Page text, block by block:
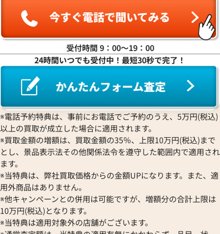
受付時間 9：00〜19：00
24時間いつでも受付中！最短30秒で完了！
※電話予約特典は、事前にお電話でご予約のうえ、5万円(税込)
以上の買取が成立した場合に適用されます。
※買取金額の増額は、買取金額の35％、上限10万円(税込)まで
とし、景品表示法その他関係法令を遵守した範囲内で適用され
ます。
※当特典は、弊社買取価格からの金額UPになります。また、適
用外商品はありません。
※他キャンペーンとの併用は可能ですが、増額分の合計上限は
10万円(税込)となります。
※当特典は適用対象外の店舗がございます。